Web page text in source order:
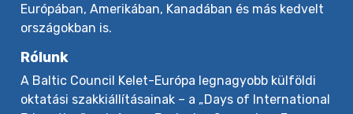
Európában, Amerikában, Kanadában és más kedvelt
országokban is.
Rólunk
A Baltic Council Kelet-Európa legnagyobb külföldi
oktatási szakkiállításainak – a „Days of International